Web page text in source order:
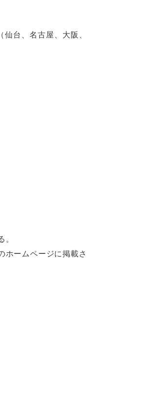
台、名古屋、大阪、
ホームページに掲載さ